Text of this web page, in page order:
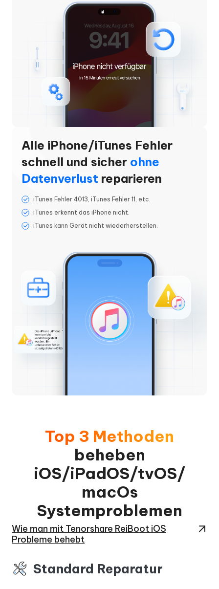
Alle iPhone/iTunes Fehler
schnell und sicher ohne
Datenverlust reparieren
iTunes Fehler 4013, iTunes Fehler 11, etc.
iTunes erkennt das iPhone nicht.
iTunes kann Gerät nicht wiederherstellen.
Top 3 Methoden
beheben
iOS/iPadOS/tvOS/
macOs
Systemproblemen
Wie man mit Tenorshare ReiBoot iOS
Probleme behebt
Standard Reparatur